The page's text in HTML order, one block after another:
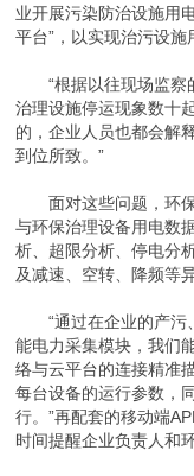
业开展污染防治设施用
平台”，以实现治污设施
“根据以往现场监察
治理设施停运现象数十
的，企业人员也都会解
到位所致。”
面对这些问题，环保
与环保治理设备用电数
析、超限分析、停电分
及减速、空转、降频等
“通过在企业的产污
能电力采集模块，我们
络与云平台的连接精准
每台设备的运行参数，
行。”再配套的移动端
时间提醒企业负责人和